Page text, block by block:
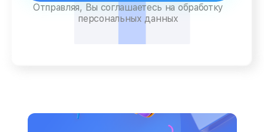
Отправляя, Вы соглашаетесь на обработку
персональных данных